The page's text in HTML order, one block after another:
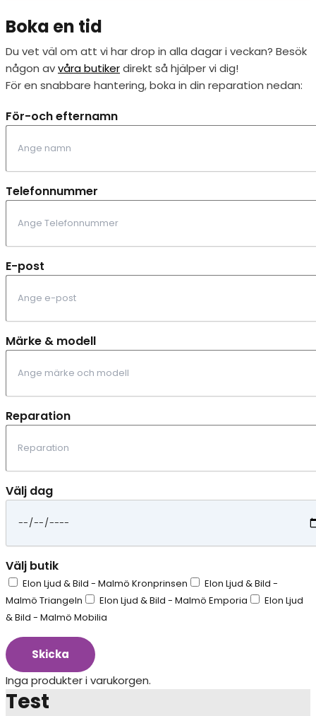
Boka en tid
Du vet väl om att vi har drop in alla dagar i veckan? Besök
någon avvåra butikerdirekt så hjälper vi dig!
För en snabbare hantering, boka in din reparation nedan:
För-och efternamn
Telefonnummer
E-post
Märke & modell
Reparation
Välj dag
Välj butik
Elon Ljud & Bild - Malmö Kronprinsen
Elon Ljud & Bild -
Malmö Triangeln
Elon Ljud & Bild - Malmö Emporia
Elon Ljud
& Bild - Malmö Mobilia
Skicka
Inga produkter i varukorgen.
Test